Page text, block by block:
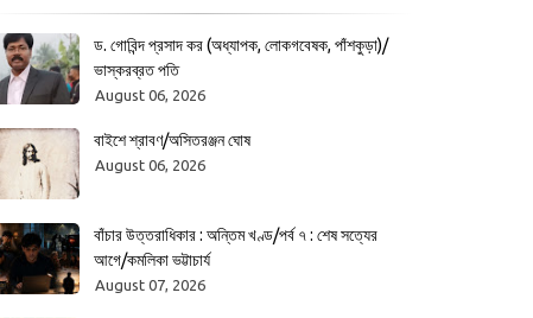
ড. গোবিন্দ প্রসাদ কর (অধ্যাপক, লোকগবেষক, পাঁশকুড়া)/
ভাস্করব্রত পতি
August 06, 2026
বাইশে শ্রাবণ/অসিতরঞ্জন ঘোষ
August 06, 2026
বাঁচার উত্তরাধিকার : অন্তিম খণ্ড/পর্ব ৭ : শেষ সত্যের
আগে/কমলিকা ভট্টাচার্য
August 07, 2026